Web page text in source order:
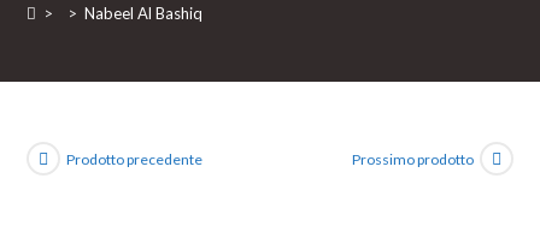
> > Nabeel Al Bashiq
Prodotto precedente Prossimo prodotto